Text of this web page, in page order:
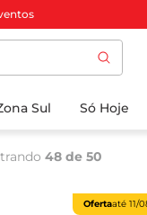
Sul Só Hoje
48 de 50
Ofertaaté11/3